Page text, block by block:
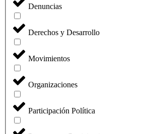
Denuncias
Derechos y Desarrollo
Movimientos
Organizaciones
Participación Política